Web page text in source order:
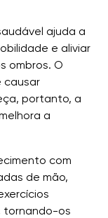
ajuda a
e aliviar
ombros. O
causar
portanto, a
a
com
de mão,
tornando-os